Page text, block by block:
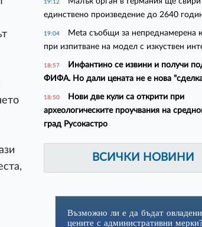
19:12
единствено произведение до 2640
19:04
Meta съобщи за непреднамерена
при изпитване на модел с изкуствен
18:57
Инфантино се извини и получи
ФИФА. Но дали цената не е нова
18:50
Нови две кули са открити при
археологическите проучвания на
град Русокастро
ВСИЧКИ НОВИНИ